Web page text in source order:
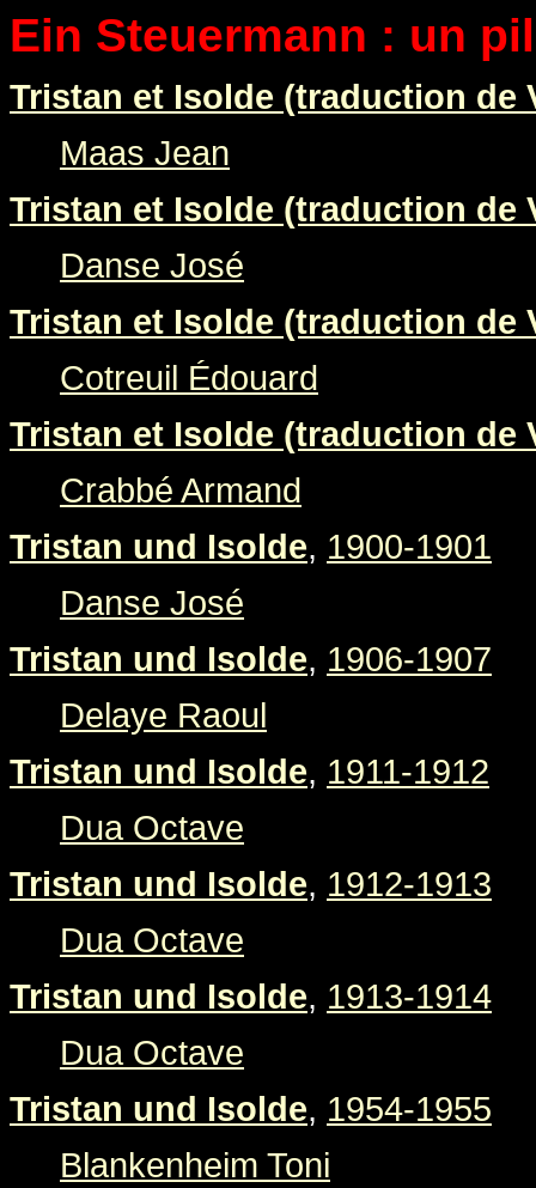
Ein Steuermann : un
Tristan et Isolde (traduction de
Maas Jean
Tristan et Isolde (traduction de
Danse José
Tristan et Isolde (traduction de
Cotreuil Édouard
Tristan et Isolde (traduction de
Crabbé Armand
Tristan und Isolde, 1900-1901
Danse José
Tristan und Isolde, 1906-1907
Delaye Raoul
Tristan und Isolde, 1911-1912
Dua Octave
Tristan und Isolde, 1912-1913
Dua Octave
Tristan und Isolde, 1913-1914
Dua Octave
Tristan und Isolde, 1954-1955
Blankenheim Toni